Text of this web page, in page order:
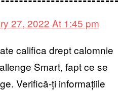
27, 2022 At 1:45 pm
califica drept calomnie
Smart, fapt ce se
Verifică-ți informațiile